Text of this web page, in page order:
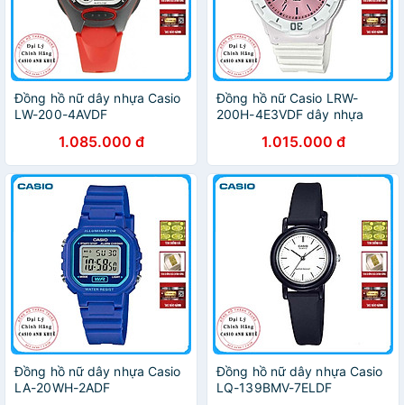
Đồng hồ nữ dây nhựa Casio
LW-200-4AVDF
1.085.000 đ
Đồng hồ nữ Casio LRW-
200H-4E3VDF dây nhựa
1.015.000 đ
Đồng hồ nữ dây nhựa Casio
LA-20WH-2ADF
Đồng hồ nữ dây nhựa Casio
LQ-139BMV-7ELDF